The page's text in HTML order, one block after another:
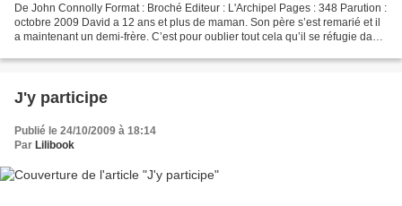
De John Connolly Format : Broché Editeur : L'Archipel Pages : 348 Parution :
octobre 2009 David a 12 ans et plus de maman. Son père s’est remarié et il
a maintenant un demi-frère. C’est pour oublier tout cela qu’il se réfugie dans
J'y participe
Publié le 24/10/2009 à 18:14
Par Lilibook